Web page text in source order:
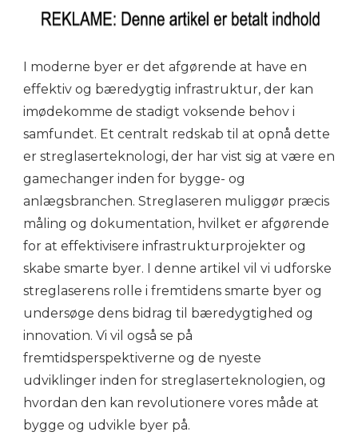
I moderne byer er det afgørende at have en
effektiv og bæredygtig infrastruktur, der kan
imødekomme de stadigt voksende behov i
samfundet. Et centralt redskab til at opnå dette
er streglaserteknologi, der har vist sig at være en
gamechanger inden for bygge- og
anlægsbranchen. Streglaseren muliggør præcis
måling og dokumentation, hvilket er afgørende
for at effektivisere infrastrukturprojekter og
skabe smarte byer. I denne artikel vil vi udforske
streglaserens rolle i fremtidens smarte byer og
undersøge dens bidrag til bæredygtighed og
innovation. Vi vil også se på
fremtidsperspektiverne og de nyeste
udviklinger inden for streglaserteknologien, og
hvordan den kan revolutionere vores måde at
bygge og udvikle byer på.